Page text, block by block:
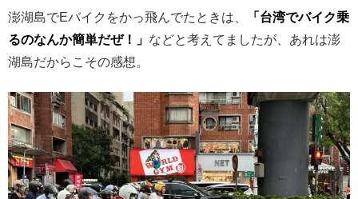
澎湖島でEバイクをかっ飛んでたときは、
「台湾でバイク乗
るのなんか簡単だぜ！」 などと考えてましたが、あれは澎
湖島だからこその感想。